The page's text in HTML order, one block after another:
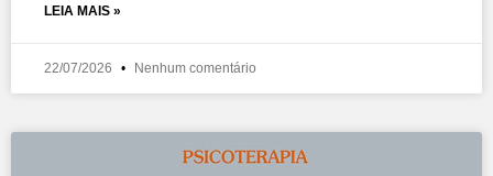
LEIA MAIS »
22/07/2026 Nenhum comentário